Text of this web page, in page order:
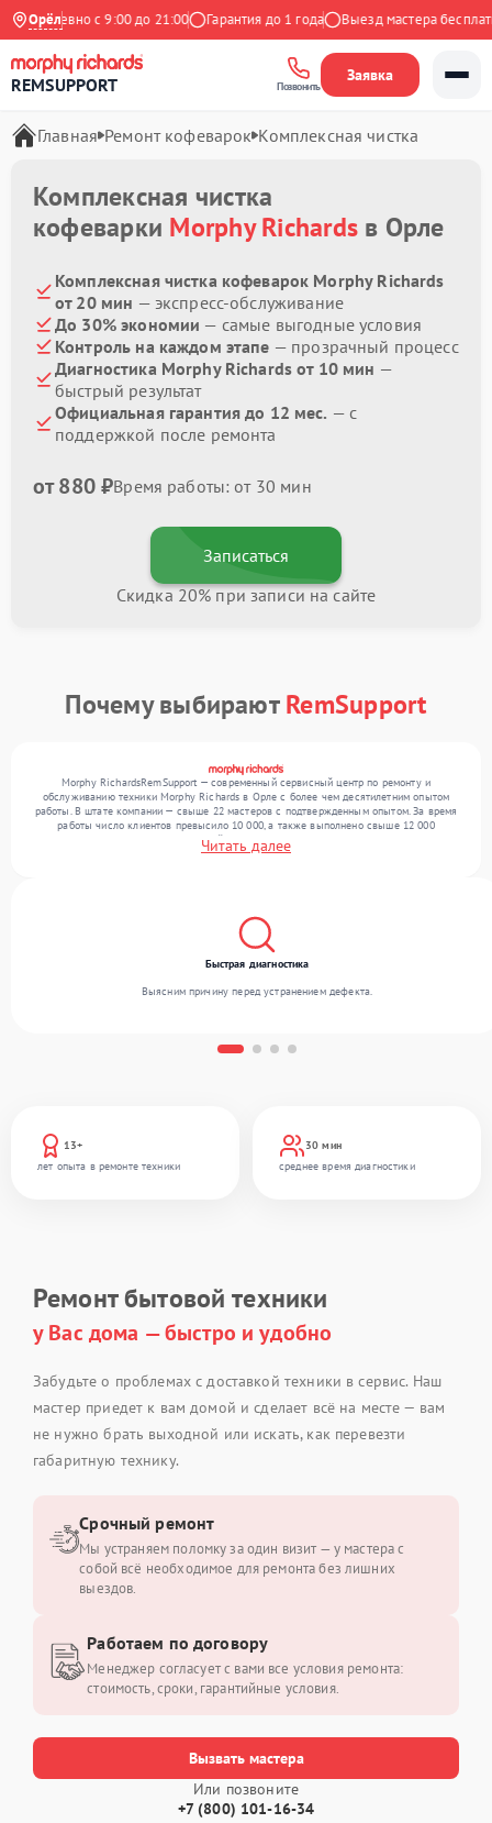
Орёл
Ежедневно с 9:00 до 21:00 Гарантия до 1 года Выезд мастера бесплатно
REMSUPPORT Позвонить
Заявка
Главная Ремонт кофеварок Комплексная чистка
Комплексная чистка
кофеварки Morphy Richards в Орле
Комплексная чистка кофеварок Morphy Richards
от 20 мин — экспресс-обслуживание
До 30% экономии — самые выгодные условия
Контроль на каждом этапе — прозрачный процесс
Диагностика Morphy Richards от 10 мин —
быстрый результат
Официальная гарантия до 12 мес. — с
поддержкой после ремонта
от 880 ₽Время работы: от 30 мин
Записаться
Скидка 20% при записи на сайте
Почему выбираютRemSupport
Morphy RichardsRemSupport — современный сервисный центр по ремонту и
обслуживанию техники Morphy Richards в Орле с более чем десятилетним опытом
работы. В штате компании — свыше 22 мастеров с подтвержденным опытом. За время
работы число клиентов превысило 10 000, а также выполнено свыше 12 000
ремонтов. Ежемесячно в сервисный центр поступает свыше 300 единиц техники,
включая , , . Мы устраняем поломки любой сложности и предлагаем стабильный
Читать далее
13+
лет опыта в ремонте техники
30 мин
среднее время диагностики
Быстрая диагностика
Выясним причину перед устранением дефекта.
Ремонт бытовой техники
у Вас дома — быстро и удобно
Забудьте о проблемах с доставкой техники в сервис. Наш
мастер приедет к вам домой и сделает всё на месте — вам
не нужно брать выходной или искать, как перевезти
габаритную технику.
Вызвать мастера
Или позвоните
+7 (800) 101-16-34
Срочный ремонт
Мы устраняем поломку за один визит — у мастера с
собой всё необходимое для ремонта без лишних
выездов.
Работаем по договору
Менеджер согласует с вами все условия ремонта:
стоимость, сроки, гарантийные условия.